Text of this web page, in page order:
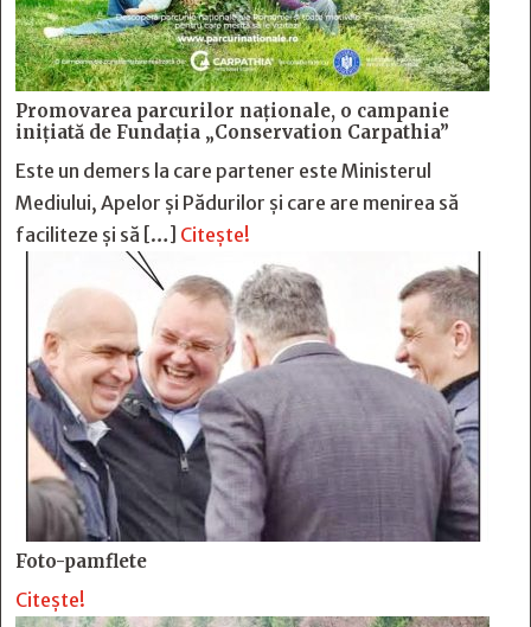
Promovarea parcurilor naționale, o campanie
inițiată de Fundația „Conservation Carpathia”
Este un demers la care partener este Ministerul
Mediului, Apelor și Pădurilor și care are menirea să
faciliteze și să […] Citește!
Foto-pamflete
Citește!